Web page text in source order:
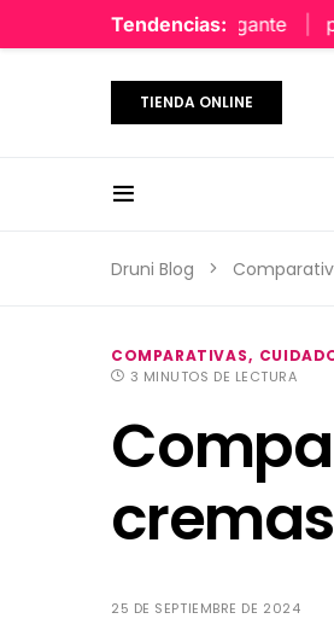
Tendencias:
perfume limpio y elegante
TIENDA ONLINE
Druni Blog
COMPARATIVAS
3 MINUTOS DE LECTURA
25 DE SEPTIEMBRE DE 2024